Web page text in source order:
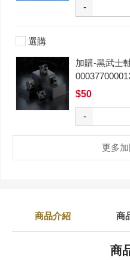
-
選購
加購-黑武士
$50
-
更多
商品介紹 商
商